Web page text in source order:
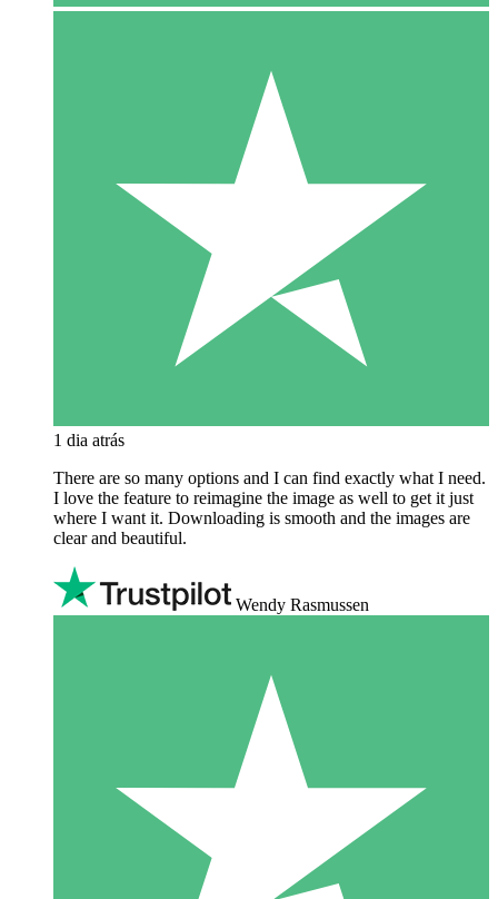
1 dia atrás
There are so many options and I can find exactly what I need.
I love the feature to reimagine the image as well to get it just
where I want it. Downloading is smooth and the images are
clear and beautiful.
Wendy Rasmussen